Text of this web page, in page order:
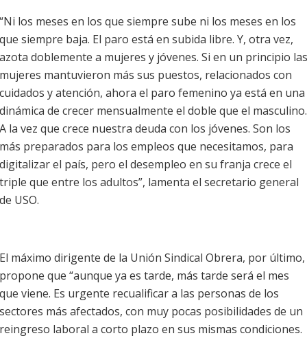
“Ni los meses en los que siempre sube ni los meses en los
que siempre baja. El paro está en subida libre. Y, otra vez,
azota doblemente a mujeres y jóvenes. Si en un principio las
mujeres mantuvieron más sus puestos, relacionados con
cuidados y atención, ahora el paro femenino ya está en una
dinámica de crecer mensualmente el doble que el masculino.
A la vez que crece nuestra deuda con los jóvenes. Son los
más preparados para los empleos que necesitamos, para
digitalizar el país, pero el desempleo en su franja crece el
triple que entre los adultos”, lamenta el secretario general
de USO.
El máximo dirigente de la Unión Sindical Obrera, por último,
propone que “aunque ya es tarde, más tarde será el mes
que viene. Es urgente recualificar a las personas de los
sectores más afectados, con muy pocas posibilidades de un
reingreso laboral a corto plazo en sus mismas condiciones.